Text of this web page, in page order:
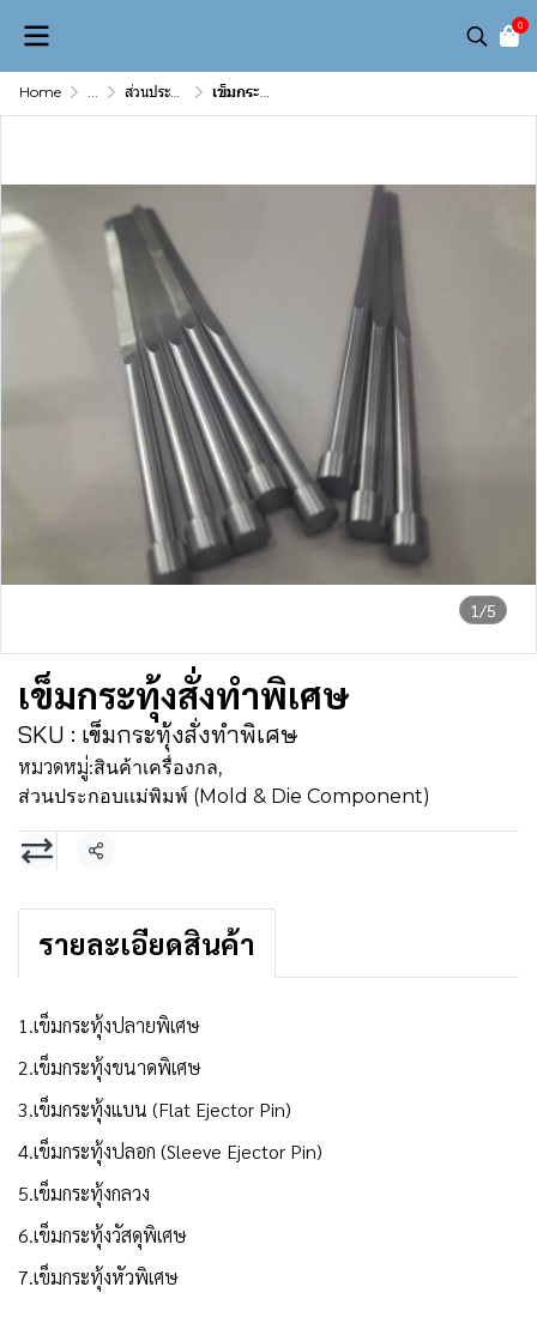
0
Home ... ส่วนประกอบเเม่พิมพ์ (Mold & Die Component) เข็มกระทุ้งสั่งทำพิเศษ
1/5
เข็มกระทุ้งสั่งทำพิเศษ
SKU : เข็มกระทุ้งสั่งทำพิเศษ
หมวดหมู่:สินค้าเครื่องกล,
ส่วนประกอบเเม่พิมพ์ (Mold & Die Component)
แชร์
รายละเอียดสินค้า
1.เข็มกระทุ้งปลายพิเศษ
2.เข็มกระทุ้งขนาดพิเศษ
3.เข็มกระทุ้งแบน (Flat Ejector Pin)
4.เข็มกระทุ้งปลอก (Sleeve Ejector Pin)
5.เข็มกระทุ้งกลวง
6.เข็มกระทุ้งวัสดุพิเศษ
7.เข็มกระทุ้งหัวพิเศษ